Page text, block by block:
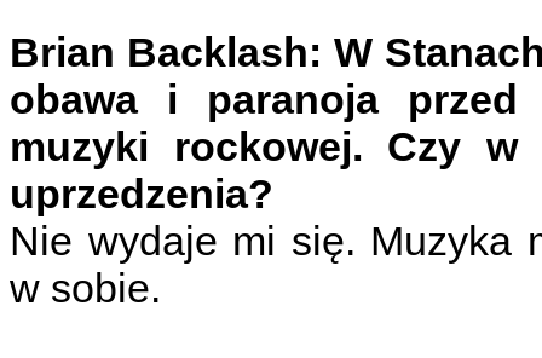
Brian Backlash: W
obawa i paranoja przed
muzyki rockowej. Czy w
uprzedzenia?
Nie wydaje mi się. Muzyka
w sobie.